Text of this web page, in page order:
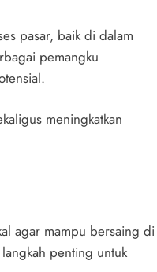
pasar, baik di dalam
pemangku
meningkatkan
agar mampu bersaing di
penting untuk